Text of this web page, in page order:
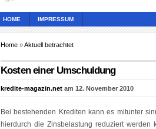
HOME IMPRESSUM
Home »Aktuell betrachtet
Kosten einer Umschuldung
kredite-magazin.net am 12. November 2010
Bei bestehenden Krediten kann es mitunter
hierdurch die Zinsbelastung reduziert werden